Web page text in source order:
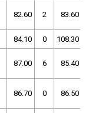
82.60 2 83.60
84.10 0 108.30
87.00 6 85.40
86.70 0 86.50